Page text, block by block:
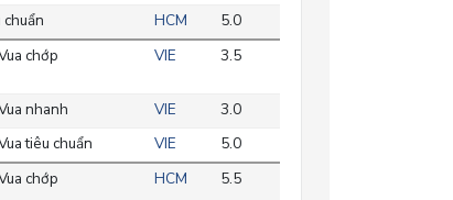
chuẩn HCM
5.0
chớp VIE 3.5
nhanh VIE
3.0
tiêu chuẩn VIE
5.0
chớp HCM 5.5